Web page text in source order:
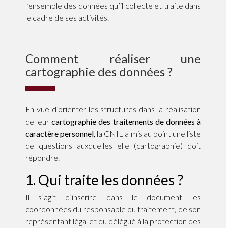
l’ensemble des données qu’il collecte et traite dans
le cadre de ses activités.
Comment réaliser une
cartographie des données ?
En vue d’orienter les structures dans la réalisation
de leurcartographie des traitements de données à
caractère personnel, la CNIL a mis au point une liste
de questions auxquelles elle (cartographie) doit
répondre.
1. Qui traite les données ?
Il s’agit d’inscrire dans le document les
coordonnées du responsable du traitement, de son
représentant légal et du délégué à la protection des